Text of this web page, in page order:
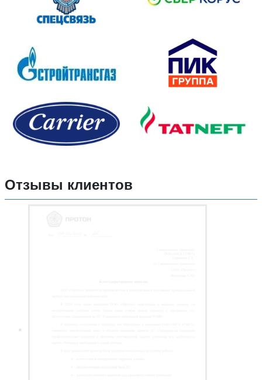
Отзывы клиентов